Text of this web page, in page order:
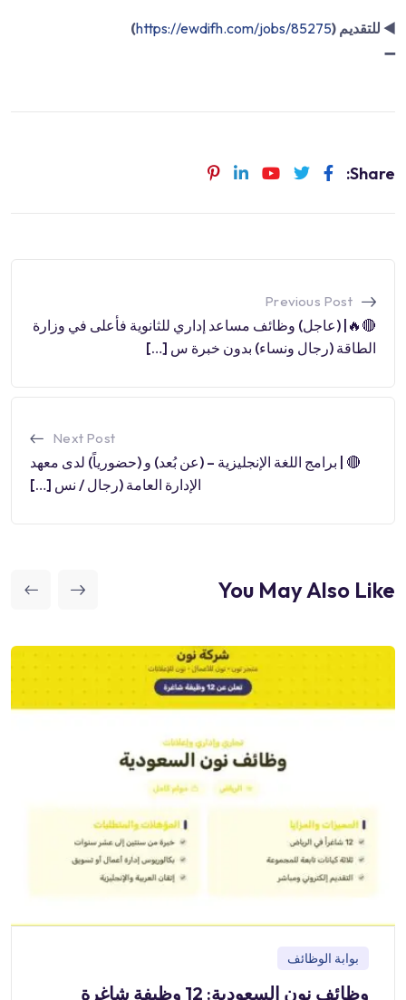
◀️ للتقديم (https://ewdifh.com/jobs/85275
)
➖
Share:
Previous Post
🔴🔥| (عاجل) وظائف مساعد إداري للثانوية فأعلى في وزارة
الطاقة (رجال ونساء) بدون خبرة س […]
Next Post
🔴 | برامج اللغة الإنجليزية – (عن بُعد) و (حضورياً) لدى معهد
الإدارة العامة (رجال / نس […]
You May Also Like
بوابة الوظائف
وظائف نون السعودية: 12 وظيفة شاغرة